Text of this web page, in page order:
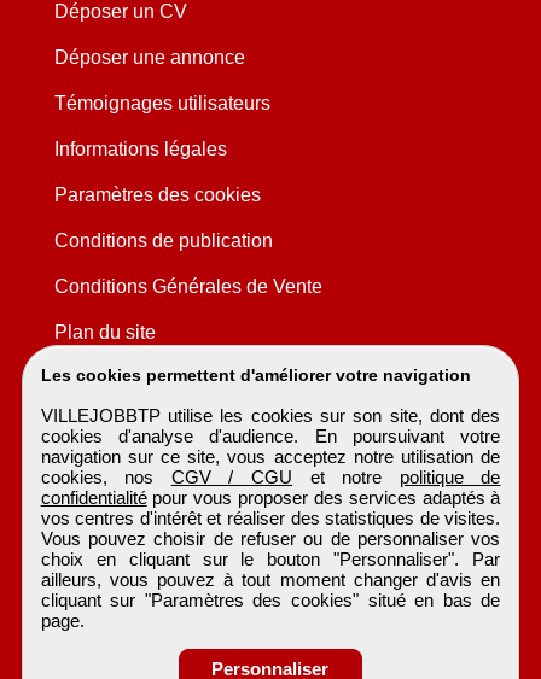
Les cookies permettent d'améliorer votre navigation
VILLEJOBBTP utilise les cookies sur son site, dont des
cookies d'analyse d'audience. En poursuivant votre
navigation sur ce site, vous acceptez notre utilisation de
cookies, nos CGV / CGU et notre politique de
confidentialitépour vous proposer des services adaptés à
vos centres d'intérêt et réaliser des statistiques de visites.
Vous pouvez choisir de refuser ou de personnaliser vos
choix en cliquant sur le bouton "Personnaliser". Par
ailleurs, vous pouvez à tout moment changer d'avis en
cliquant sur "Paramètres des cookies" situé en bas de
page.
Personnaliser
Déposer un CV
Déposer une annonce
Témoignages utilisateurs
Informations légales
Paramètres des cookies
Conditions de publication
Conditions Générales de Vente
Plan du site